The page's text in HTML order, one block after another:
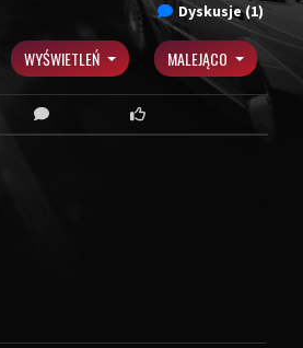
Dyskusje (1)
WYŚWIETLEŃ MALEJĄCO